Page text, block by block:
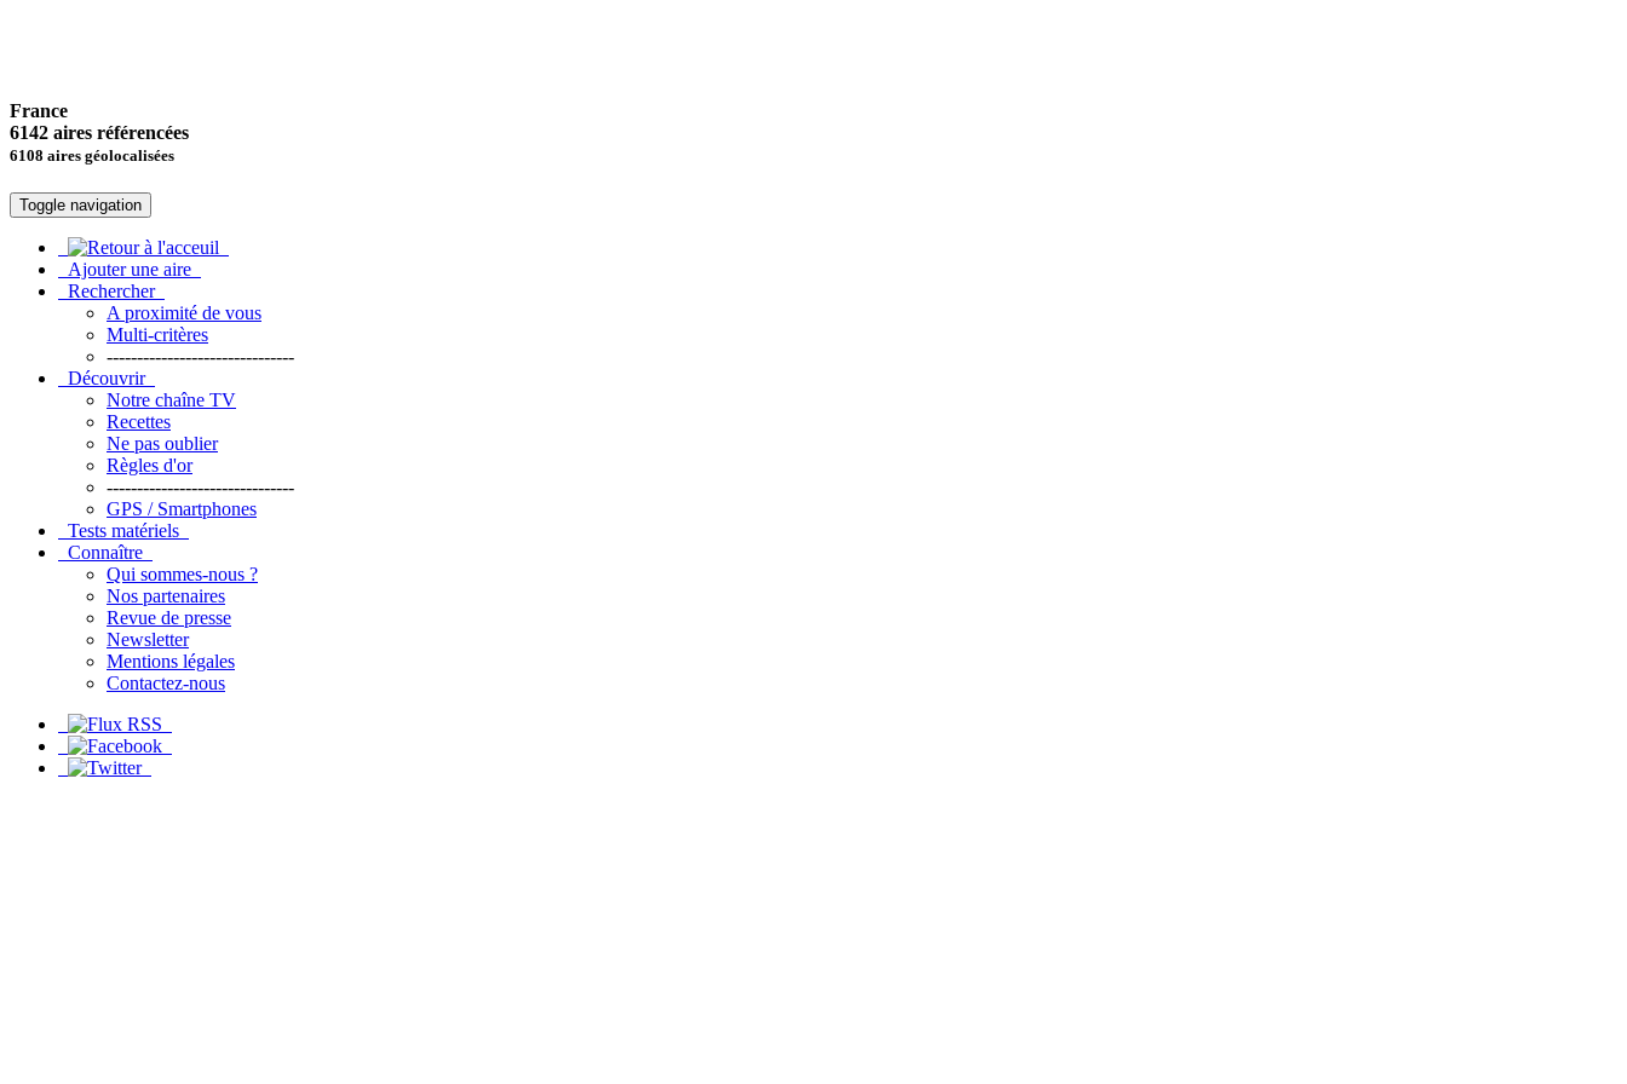
France
6142 aires référencées
6108 aires géolocalisées
Toggle navigation
Ajouter une aire
Rechercher
A proximité de vous
Multi-critères
-------------------------------
Découvrir
Notre chaîne TV
Recettes
Ne pas oublier
Règles d'or
-------------------------------
GPS / Smartphones
Tests matériels
Connaître
Qui sommes-nous ?
Nos partenaires
Revue de presse
Newsletter
Mentions légales
Contactez-nous